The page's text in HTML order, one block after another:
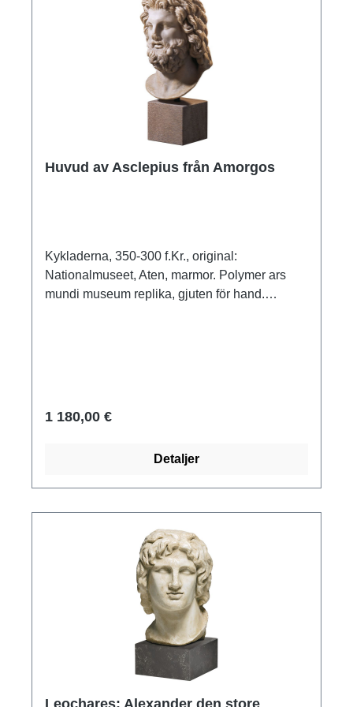
Huvud av Asclepius från Amorgos
Kykladerna, 350-300 f.Kr., original:
Nationalmuseet, Aten, marmor. Polymer ars
mundi museum replika, gjuten för hand.
1 180,00 €
Detaljer